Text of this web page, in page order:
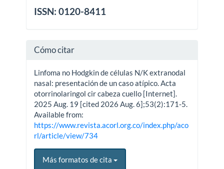
ISSN: 0120-8411
Cómo citar
Linfoma no Hodgkin de células N/K extranodal
nasal: presentación de un caso atípico. Acta
otorrinolaringol cir cabeza cuello [Internet].
2025 Aug. 19 [cited 2026 Aug. 6];53(2):171-5.
Available from:
https://www.revista.acorl.org.co/index.php/aco
rl/article/view/734
Más formatos de cita